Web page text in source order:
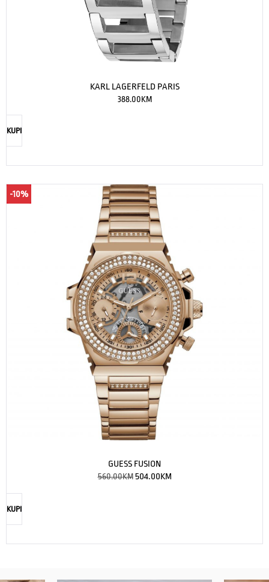
KARL LAGERFELD PARIS
388.00KM
KUPI
-10%
GUESS FUSION
560.00KM 504.00KM
KUPI